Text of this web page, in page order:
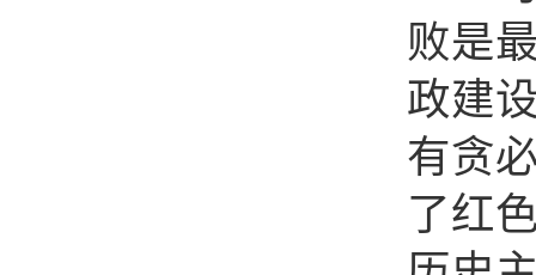
败是
政建
有贪
了红